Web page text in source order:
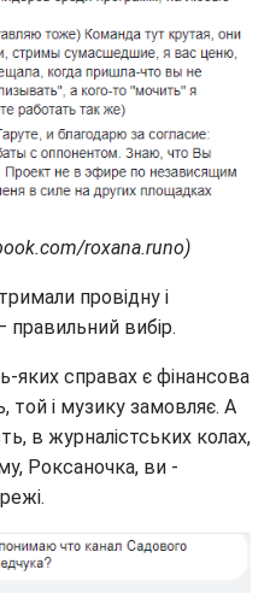
roxana.runo)
провідну і
правильний вибір.
справах є фінансова
той і музику замовляє. А
в журналістських колах,
Роксаночка, ви -